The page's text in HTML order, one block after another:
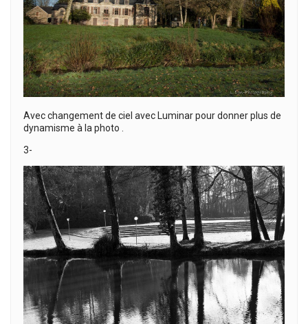
Avec changement de ciel avec Luminar pour donner plus de
dynamisme à la photo .
3-